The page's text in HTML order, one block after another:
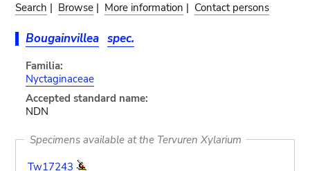
Search | Browse | More information | Contact persons
Bougainvillea spec.
Familia:
Nyctaginaceae
Accepted standard name:
NDN
Specimens available at the Tervuren Xylarium
Tw17243